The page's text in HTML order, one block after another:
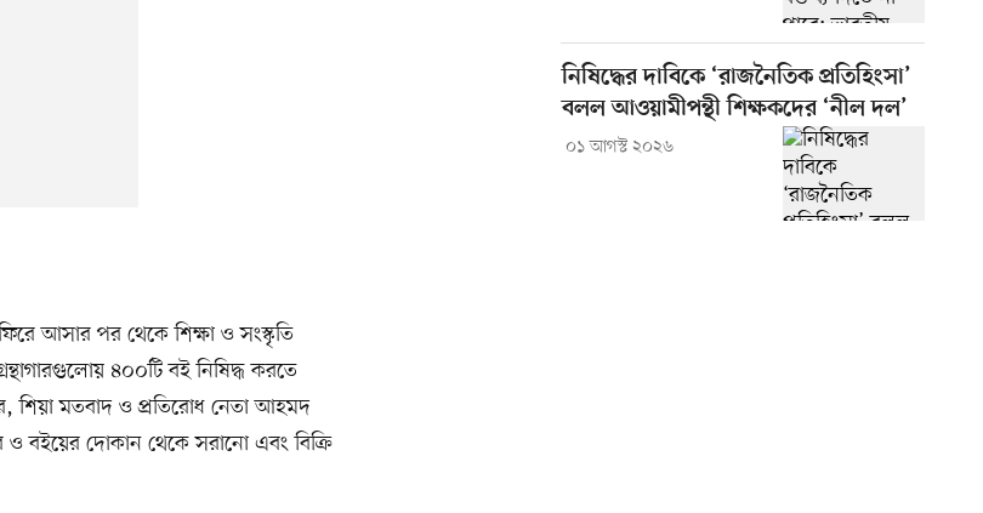
আসার পর থেকে শিক্ষা ও সংস্কৃতি
৪০০টি বই নিষিদ্ধ করতে
শিয়া মতবাদ ও প্রতিরোধ নেতা আহমদ
ও বইয়ের দোকান থেকে সরানো এবং বিক্রি
নিষিদ্ধের দাবিকে ‘রাজনৈতিক প্রতিহিংসা’
বলল আওয়ামীপন্থী শিক্ষকদের ‘নীল দল’
০১ আগস্ট ২০২৬